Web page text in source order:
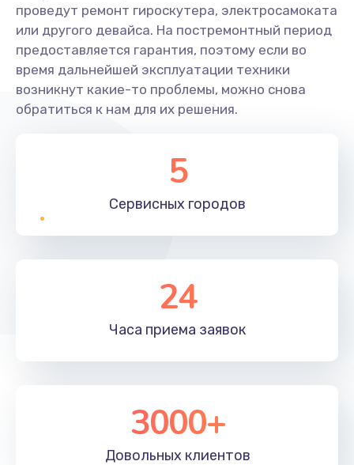
проведут ремонт гироскутера, электросамоката
или другого девайса. На постремонтный период
предоставляется гарантия, поэтому если во
время дальнейшей эксплуатации техники
возникнут какие-то проблемы, можно снова
обратиться к нам для их решения.
5
Сервисных городов
24
Часа приема заявок
3000+
Довольных клиентов